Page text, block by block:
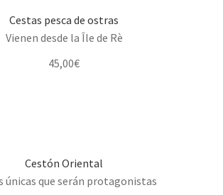
Cestas pesca de ostras
Vienen desde la Île de Rè
45,00€
Cestón Oriental
únicas que serán protagonistas